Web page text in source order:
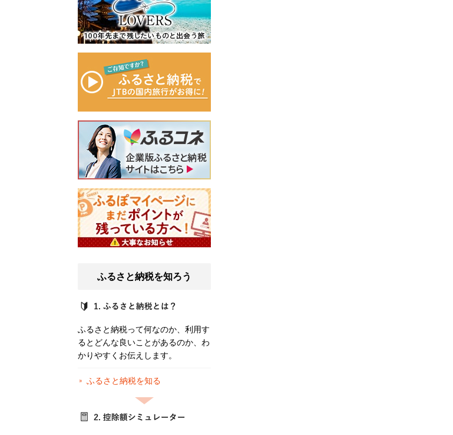
ふるさと納税を知ろう
ふるさと納税って何なのか、利用す
るとどんな良いことがあるのか、わ
かりやすくお伝えします。
ふるさと納税を知る